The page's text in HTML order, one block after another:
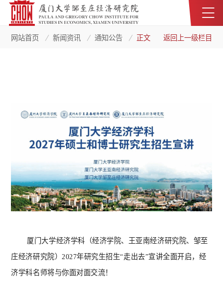
网站首页 新闻资讯 通知公告 正文 返回上一级栏目
厦门大学经济学科（经济学院、王亚南经济研究院、邹至
庄经济研究院） 2027年研究生招生“走出去”宣讲全面开启，经
济学科名师将与你面对面交流！